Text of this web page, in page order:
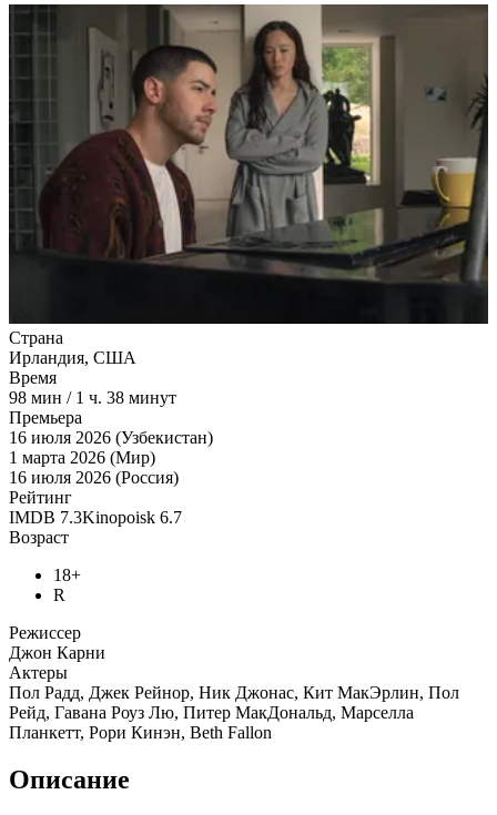
Страна
Ирландия, США
Время
98 мин / 1 ч. 38 минут
Премьера
16 июля 2026 (Узбекистан)
1 марта 2026 (Мир)
16 июля 2026 (Россия)
Рейтинг
IMDB 7.3Kinopoisk 6.7
Возраст
18+
R
Режиссер
Джон Карни
Актеры
Пол Радд, Джек Рейнор, Ник Джонас, Кит МакЭрлин, Пол
Рейд, Гавана Роуз Лю, Питер МакДональд, Марселла
Планкетт, Рори Кинэн, Beth Fallon
Описание